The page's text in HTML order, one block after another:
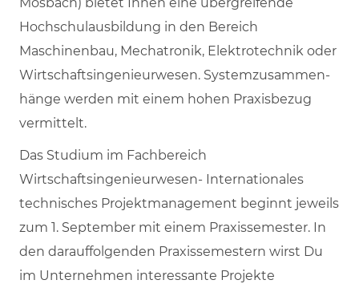
Hochschulausbildung in den Bereich
Maschinenbau, Mechatronik, Elektrotechnik oder
Wirtschaftsingenieurwesen. System­zu­sammen­
hänge werden mit einem hohen Praxisbezug
vermittelt.
Das Studium im Fachbereich
Wirtschaftsingenieurwesen- Internationales
technisches Projektmanagement beginnt jeweils
zum 1. September mit einem Praxissemester. In
den darauffolgenden Praxissemestern wirst Du
im Unternehmen interessante Projekte